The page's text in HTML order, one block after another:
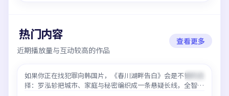
热门内容
近期播放量与互动较高的作品
查看更多
热门
春川湖畔告白
如果你正在找犯罪向韩国片，《春川湖畔告白》会是不错的选
择：罗泓轸把城市、家庭与秘密编织成一条悬疑长线，全智